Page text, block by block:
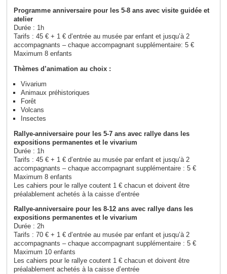
Programme anniversaire pour les 5-8 ans avec visite guidée et
atelier
Durée : 1h
Tarifs : 45 € + 1 € d’entrée au musée par enfant et jusqu’à 2
accompagnants – chaque accompagnant supplémentaire: 5 €
Maximum 8 enfants
Thèmes d’animation au choix :
Vivarium
Animaux préhistoriques
Forêt
Volcans
Insectes
Rallye-anniversaire pour les 5-7 ans avec rallye dans les
expositions permanentes et le vivarium
Durée : 1h
Tarifs : 45 € + 1 € d’entrée au musée par enfant et jusqu’à 2
accompagnants – chaque accompagnant supplémentaire : 5 €
Maximum 8 enfants
Les cahiers pour le rallye coutent 1 € chacun et doivent être
préalablement achetés à la caisse d’entrée
Rallye-anniversaire pour les 8-12 ans avec rallye dans les
expositions permanentes et le vivarium
Durée : 2h
Tarifs : 70 € + 1 € d’entrée au musée par enfant et jusqu’à 2
accompagnants – chaque accompagnant supplémentaire : 5 €
Maximum 10 enfants
Les cahiers pour le rallye coutent 1 € chacun et doivent être
préalablement achetés à la caisse d’entrée